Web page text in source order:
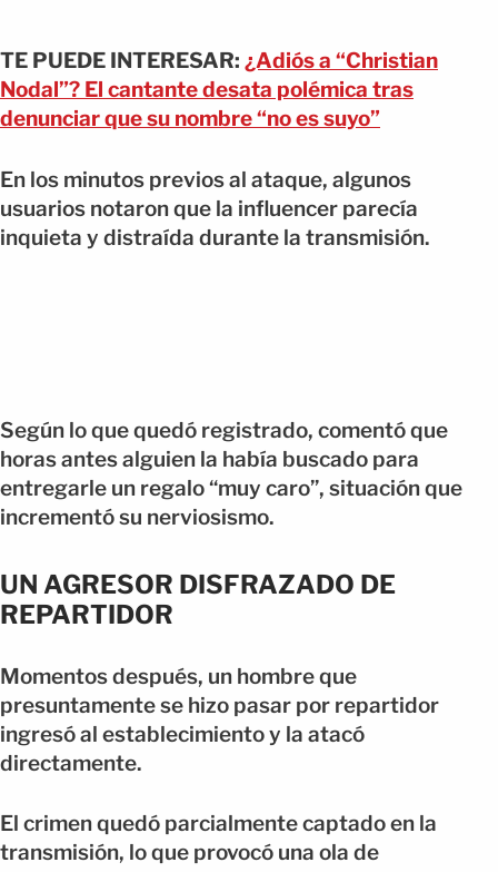
TE PUEDE INTERESAR: ¿Adiós a “Christian
Nodal”? El cantante desata polémica tras
denunciar que su nombre “no es suyo”
En los minutos previos al ataque, algunos
usuarios notaron que la influencer parecía
inquieta y distraída durante la transmisión.
Según lo que quedó registrado, comentó que
horas antes alguien la había buscado para
entregarle un regalo “muy caro”, situación que
incrementó su nerviosismo.
UN AGRESOR DISFRAZADO DE
REPARTIDOR
Momentos después, un hombre que
presuntamente se hizo pasar por repartidor
ingresó al establecimiento y la atacó
directamente.
El crimen quedó parcialmente captado en la
transmisión, lo que provocó una ola de